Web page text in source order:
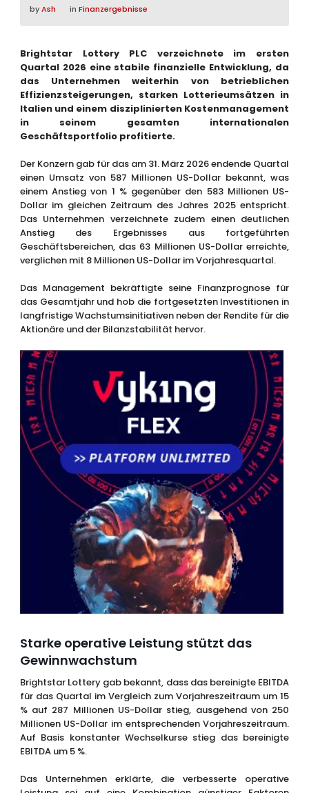
byAsh in Finanzergebnisse
Brightstar Lottery PLC verzeichnete im ersten
Quartal 2026 eine stabile finanzielle Entwicklung, da
das Unternehmen weiterhin von betrieblichen
Effizienzsteigerungen, starken Lotterieumsätzen in
Italien und einem disziplinierten Kostenmanagement
in seinem gesamten internationalen
Geschäftsportfolio profitierte.
Der Konzern gab für das am 31. März 2026 endende Quartal
einen Umsatz von 587 Millionen US-Dollar bekannt, was
einem Anstieg von 1 % gegenüber den 583 Millionen US-
Dollar im gleichen Zeitraum des Jahres 2025 entspricht.
Das Unternehmen verzeichnete zudem einen deutlichen
Anstieg des Ergebnisses aus fortgeführten
Geschäftsbereichen, das 63 Millionen US-Dollar erreichte,
verglichen mit 8 Millionen US-Dollar im Vorjahresquartal.
Das Management bekräftigte seine Finanzprognose für
das Gesamtjahr und hob die fortgesetzten Investitionen in
langfristige Wachstumsinitiativen neben der Rendite für die
Aktionäre und der Bilanzstabilität hervor.
Starke operative Leistung stützt das
Gewinnwachstum
Brightstar Lottery gab bekannt, dass das bereinigte EBITDA
für das Quartal im Vergleich zum Vorjahreszeitraum um 15
% auf 287 Millionen US-Dollar stieg, ausgehend von 250
Millionen US-Dollar im entsprechenden Vorjahreszeitraum.
Auf Basis konstanter Wechselkurse stieg das bereinigte
EBITDA um 5 %.
Das Unternehmen erklärte, die verbesserte operative